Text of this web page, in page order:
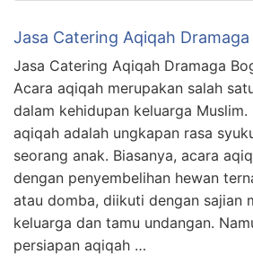
Jasa Catering Aqiqah
Jasa Catering Aqiqah Dramaga
Acara aqiqah merupakan salah
dalam kehidupan keluarga
aqiqah adalah ungkapan rasa
seorang anak. Biasanya, acara
dengan penyembelihan hewan
atau domba, diikuti dengan sajian
keluarga dan tamu undangan.
persiapan aqiqah …